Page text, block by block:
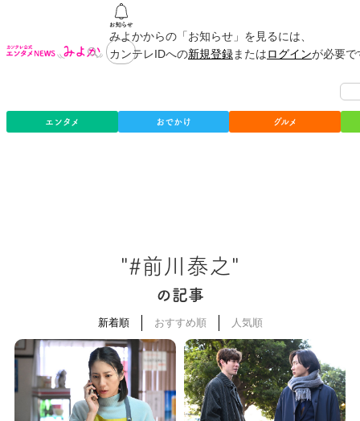
みよかからの「お知らせ」を見るには、
カンテレIDへの新規登録またはログインが必要
エンタメ おでかけ グルメ
"#前川泰之"
の記事
新着順 おすすめ順 人気順